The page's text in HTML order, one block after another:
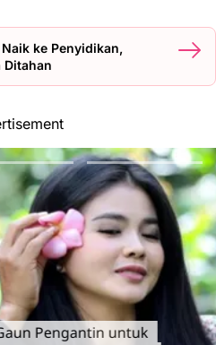
ke Penyidikan,
Ditahan
Pengantin untuk